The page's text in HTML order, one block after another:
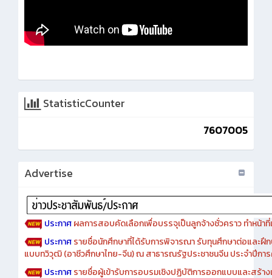
ประกาศผลการสอบคัดเลือกเพื่อบรรจุเป็นลูกจ้างชั่วคราว ทำหน้าที่
ประกาศรายชื่อนักศึกษาที่ได้รับการพิจารณา รับทุนศึกษาต่อและฝึ
แบบทวิวุฒิ (อาชีวศึกษาไทย-จีน) ณ สาธารณรัฐประชาชนจีน ประจำปีก
ประกาศรายชื่อผู้เข้ารับการอบรมเชิงปฏิบัติการออกแบบและสร้า
ประกาศผลการสอบคัดเลือกเพื่อบรรจุบุคคลเป็นลูกจ้างชั่วคราว ท